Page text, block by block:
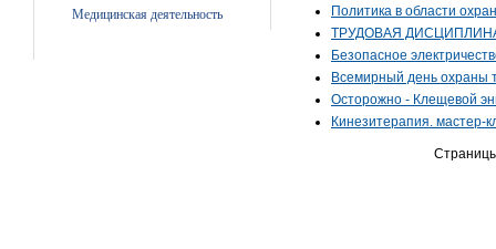
Медицинская деятельность
Политика в области
ТРУДОВАЯ
Безопасное
Всемирный день охраны
Осторожно - Клещевой
Кинезитерапия. мастер-